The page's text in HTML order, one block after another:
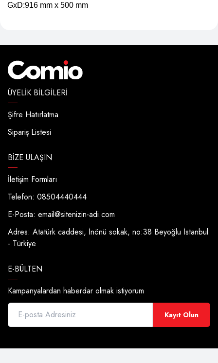
GxD:916 mm x 500 mm
ÜYELIK BILGILERI
Şifre Hatırlatma
Sipariş Listesi
BIZE ULAŞIN
İletişim Formları
Telefon: 08504440444
E-Posta: email@sitenizin-adi.com
Adres: Atatürk caddesi, İnönü sokak, no:38 Beyoğlu İstanbul
- Türkiye
E-BÜLTEN
Kampanyalardan haberdar olmak istiyorum
Kayıt Olun